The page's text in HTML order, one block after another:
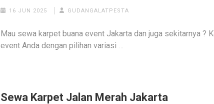
16 JUN 2025 GUDANGALATPESTA
Mau sewa karpet buana event Jakarta dan juga sekitarnya ?
event Anda dengan pilihan variasi …
Sewa Karpet Jalan Merah Jakarta